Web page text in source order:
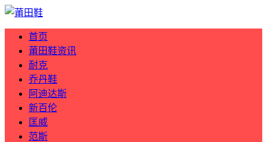
首页
莆田鞋资讯
耐克
乔丹鞋
阿迪达斯
新百伦
匡威
范斯